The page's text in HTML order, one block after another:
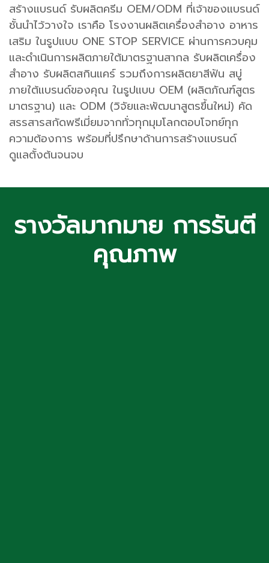
สร้างแบรนด์ รับผลิตครีม OEM/ODM ที่เจ้าของแบรนด์
ชั้นนำไว้วางใจ เราคือ โรงงานผลิตเครื่องสำอาง อาหาร
เสริม ในรูปแบบ ONE STOP SERVICE ผ่านการควบคุม
และดำเนินการผลิตภายใต้มาตรฐานสากล รับผลิตเครื่อง
สำอาง รับผลิตสกินแคร์ รวมถึงการผลิตยาสีฟัน สบู่
ภายใต้แบรนด์ของคุณ ในรูปแบบ OEM (ผลิตภัณฑ์สูตร
มาตรฐาน) และ ODM (วิจัยและพัฒนาสูตรขึ้นใหม่) คัด
สรรสารสกัดพรีเมี่ยมจากทั่วทุกมุมโลกตอบโจทย์ทุก
ความต้องการ พร้อมที่ปรึกษาด้านการสร้างแบรนด์
ดูแลตั้งต้นจนจบ
รางวัลมากมาย การรันตี
คุณภาพ